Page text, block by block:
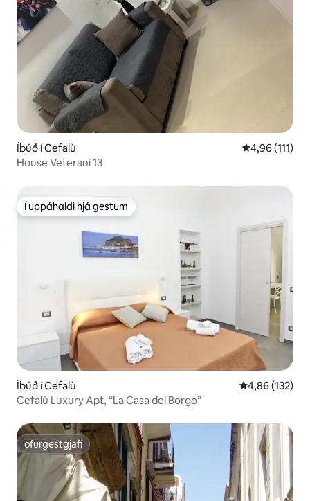
Íbúð í Cefalù 4,96 af 5 í
4,96 (111)
House Veterani 13
Í uppáhaldi hjá gestum
Í uppáhaldi hjá gestum
Íbúð í Cefalù 4,86 af 5 í
4,86 (132)
Cefalù Luxury Apt, “La Casa del Borgo”
ofurgestgjafi
ofurgestgjafi